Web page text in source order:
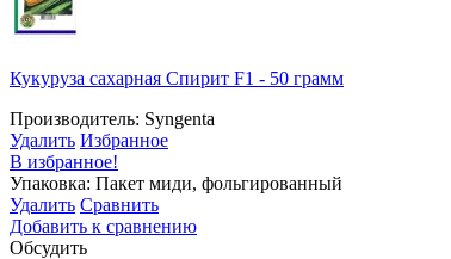
Кукуруза сахарная Спирит F1 - 50 грамм
Производитель: Syngenta
Удалить Избранное
В избранное!
Упаковка: Пакет миди, фольгированный
Удалить Сравнить
Добавить к сравнению
Обсудить